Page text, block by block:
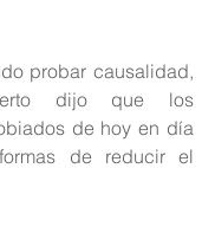
probar causalidad,
dijo que los
de hoy en día
de reducir el